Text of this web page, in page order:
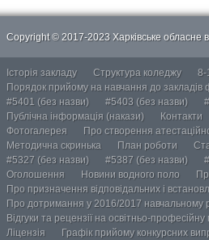
Copyright © 2017-2023 Харківське обласне
Історія закладу Структура коледжу 8-
Порядок прийому на навчання до закладів
#5401 (без назви)
#5403 (без назви)
Публічна інформація (накази)
Контакти
Фотогалерея
Про створення
Методична скринька
План роботи
#5327 (без назви)
#5387 (без назви)
Оголошення
Новини водного поло
Про призначення відповідальних і
Про дотримання у 2016/2017 навчальному
Відгуки та рецензії на освітньо-
Ліцензія
Графік прийому конкурсних